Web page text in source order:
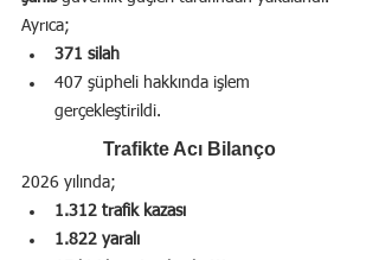
Ayrıca;
371 silah
407 şüpheli hakkında işlem
gerçekleştirildi.
Trafikte Acı Bilanço
2026 yılında;
1.312 trafik kazası
1.822 yaralı